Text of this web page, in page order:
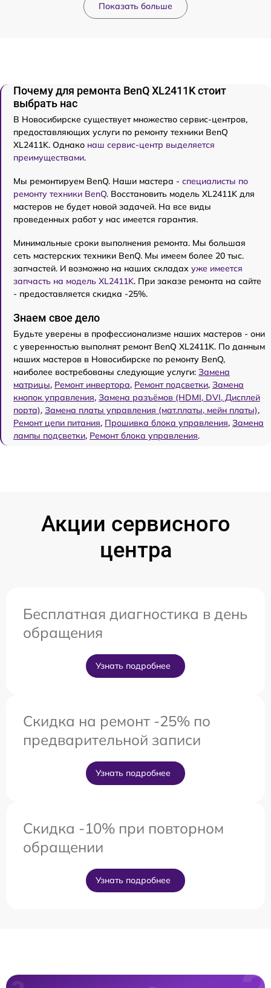
Показать больше
Почему для ремонта BenQ XL2411K стоит
выбрать нас
В Новосибирске существует множество сервис-центров,
предоставляющих услуги по ремонту техники BenQ
XL2411K. Однако наш сервис-центр выделяется
преимуществами.
Мы ремонтируем BenQ. Наши мастера - специалисты по
ремонту техники BenQ. Восстановить модель XL2411K для
мастеров не будет новой задачей. На все виды
проведенных работ у нас имеется гарантия.
Минимальные сроки выполнения ремонта. Мы большая
сеть мастерских техники BenQ. Мы имеем более 20 тыс.
запчастей. И возможно на наших складах уже имеется
запчасть на модель XL2411K. При заказе ремонта на сайте
- предоставляется скидка -25%.
Знаем свое дело
Будьте уверены в профессионализме наших мастеров - они
с уверенностью выполнят ремонт BenQ XL2411K. По данным
наших мастеров в Новосибирске по ремонту BenQ,
наиболее востребованы следующие услуги: Замена
матрицы, Ремонт инвертора, Ремонт подсветки, Замена
кнопок управления, Замена разъёмов (HDMI, DVI, Дисплей
порта), Замена платы управления (мат.платы, мейн платы),
Ремонт цепи питания, Прошивка блока управления, Замена
лампы подсветки, Ремонт блока управления.
Акции сервисного
центра
Бесплатная диагностика в день
обращения
Узнать подробнее
Скидка на ремонт -25% по
предварительной записи
Узнать подробнее
Скидка -10% при повторном
обращении
Узнать подробнее